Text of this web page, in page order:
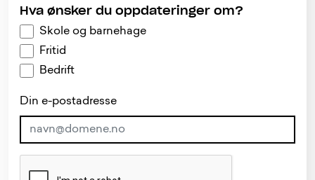
Hva ønsker du oppdateringer om?
Skole og barnehage
Fritid
Bedrift
Din e-postadresse